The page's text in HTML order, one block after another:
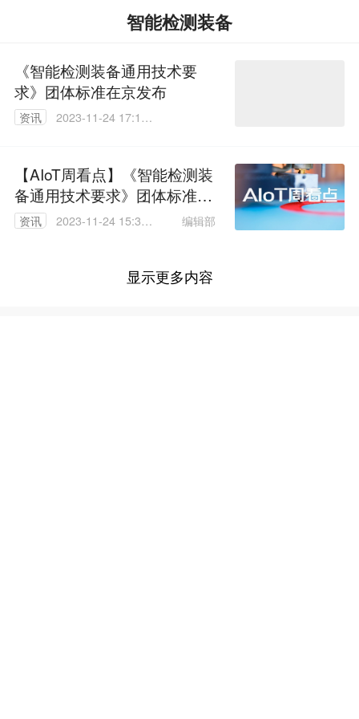
智能检测装备
《智能检测装备通用技术要
求》团体标准在京发布
资讯
2023-11-24 17:13:
【AIoT周看点】《智能检测装
备通用技术要求》团体标准发
布 《2024消费行业数字化增
资讯
2023-11-24 15:34:
编辑部
显示更多内容